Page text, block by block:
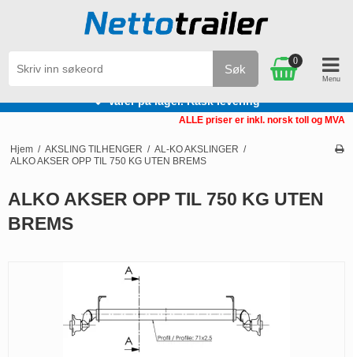
Varer på lager. Rask levering
Søk
0
ALLE priser er inkl. norsk toll og MVA
Hjem / AKSLING TILHENGER / AL-KO AKSLINGER /
ALKO AKSER OPP TIL 750 KG UTEN BREMS
ALKO AKSER OPP TIL 750 KG UTEN
BREMS